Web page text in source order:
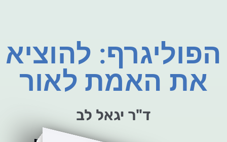
הפוליגרף: להוציא
את האמת לאור
ד"ר יגאל לב